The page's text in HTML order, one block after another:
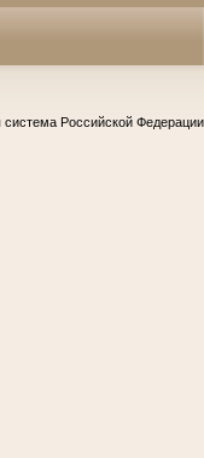
система Российской